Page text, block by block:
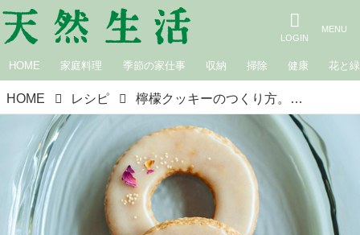
HOME 家庭料理 季節の家仕事 収納 掃除 健康 花と緑
HOME レシピ 檸檬クッキーのつくり方。卵も牛乳も使わない「檸檬とラクダ」の発酵菓子